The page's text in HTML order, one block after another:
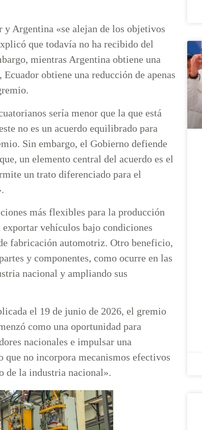
y Argentina «se alejan de los objetivos
que todavía no ha recibido del
mientras Argentina obtiene una
obtiene una reducción de apenas
sería menor que la que está
no es un acuerdo equilibrado para
Sin embargo, el Gobierno defiende
un elemento central del acuerdo es el
un trato diferenciado para el
más flexibles para la producción
vehículos bajo condiciones
fabricación automotriz. Otro beneficio,
y componentes, como ocurre en las
nacional y ampliando sus
el 19 de junio de 2026, el gremio
como una oportunidad para
nacionales e impulsar una
no incorpora mecanismos efectivos
de la industria nacional».